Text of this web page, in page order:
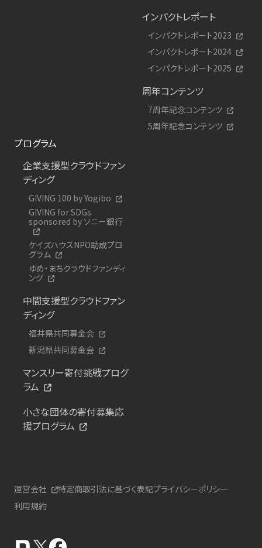
インパクトレポート
インパクトレポート2023
インパクトレポート2024
インパクトレポート2025
周年コンテンツ
7周年記念コンテンツ
5周年記念コンテンツ
プログラム
企業支援型クラウドファン
ディング
GIVING 100 by Yogibo
GIVING for SDGs
sponsored by ソニー銀行
ケイズハウスNPO助成プロ
グラム
ゆめ・まちクラウドファンディ
ング
中間支援型クラウドファン
ディング
福井県共同募金会
新潟県共同募金会
マンスリー寄付挑戦プログ
ラム
小さな団体の寄付募集応
援プログラム
運営会社 特定商取引法に基づく表記プライバシーポリシー
利用規約